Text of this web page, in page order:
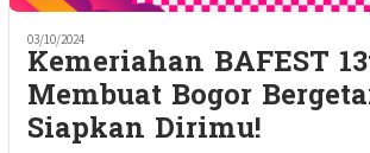
03/10/2024
Kemeriahan BAFEST
Membuat Bogor
Siapkan Dirimu!